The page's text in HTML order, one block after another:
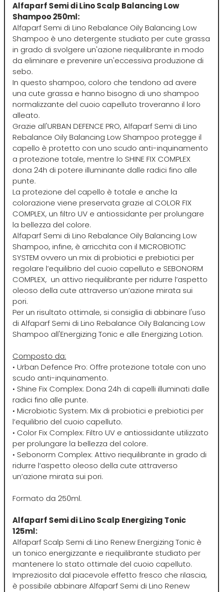
FANOLA
FARMACA INTERNATIONAL
Farmagan
FarmaVita
Floid
Four Reasons
GAMMAPIÙ
ghd
Giusy Hold
GOLDWELL
Hair Tech
Hibros
INSight
INTERCOSMO
Invisibobble
JOICO
JRL
Jvone Milano
Kélite
Kemon
Kemon Actyva
L
Labor
Layla
Lisap
L'Oreal
LV3
M
Manic Panic
MAREB
MATRIX
Mia
Mimare
Alfaparf Semi di Lino Scalp Balancing Low
Shampoo 250ml:
Alfaparf Semi di Lino Rebalance Oily Balancing Low
Shampoo è uno detergente studiato per cute grassa
in grado di svolgere un'azione riequilibrante in modo
da eliminare e prevenire un'eccessiva produzione di
sebo.
In questo shampoo, coloro che tendono ad avere
una cute grassa e hanno bisogno di uno shampoo
normalizzante del cuoio capelluto troveranno il loro
alleato.
Grazie all'URBAN DEFENCE PRO, Alfaparf Semi di Lino
Rebalance Oily Balancing Low Shampoo protegge il
capello è protetto con uno scudo anti-inquinamento
a protezione totale, mentre lo SHINE FIX COMPLEX
dona 24h di potere illuminante dalle radici fino alle
punte.
La protezione del capello è totale e anche la
colorazione viene preservata grazie al COLOR FIX
COMPLEX, un filtro UV e antiossidante per prolungare
la bellezza del colore.
Alfaparf Semi di Lino Rebalance Oily Balancing Low
Shampoo, infine, è arricchita con il MICROBIOTIC
SYSTEM ovvero un mix di probiotici e prebiotici per
regolare l’equilibrio del cuoio capelluto e SEBONORM
COMPLEX, un attivo riequilibrante per ridurre l’aspetto
oleoso della cute attraverso un’azione mirata sui
pori.
Per un risultato ottimale, si consiglia di abbinare l'uso
di Alfaparf Semi di Lino Rebalance Oily Balancing Low
Shampoo all'Energizing Tonic e alle Energizing Lotion.
Composto da:
• Urban Defence Pro: Offre protezione totale con uno
scudo anti-inquinamento.
• Shine Fix Complex: Dona 24h di capelli illuminati dalle
radici fino alle punte.
• Microbiotic System: Mix di probiotici e prebiotici per
l’equilibrio del cuoio capelluto.
• Color Fix Complex: Filtro UV e antiossidante utilizzato
per prolungare la bellezza del colore.
• Sebonorm Complex: Attivo riequilibrante in grado di
ridurre l’aspetto oleoso della cute attraverso
un’azione mirata sui pori.
Formato da 250ml.
Alfaparf Semi di Lino Scalp Energizing Tonic
125ml:
Alfaparf Scalp Semi di Lino Renew Energizing Tonic è
un tonico energizzante e riequilibrante studiato per
mantenere lo stato ottimale del cuoio capelluto.
Impreziosito dal piacevole effetto fresco che rilascia,
è possibile abbinare Alfaparf Semi di Lino Renew